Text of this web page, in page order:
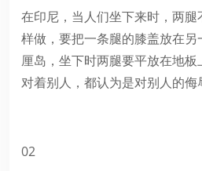
在印尼，当人们坐下来时，两
样做，要把一条腿的膝盖放在
厘岛，坐下时两腿要平放在地
对着别人，都认为是对别人的侮
02